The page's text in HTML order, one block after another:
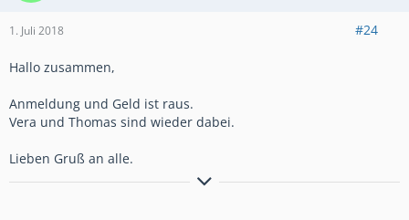
1. Juli 2018 #24
Hallo zusammen,
Anmeldung und Geld ist raus.
Vera und Thomas sind wieder dabei.
Lieben Gruß an alle.
Viele Grüße und immer eine handbreit Asphalt unter´m Reifen